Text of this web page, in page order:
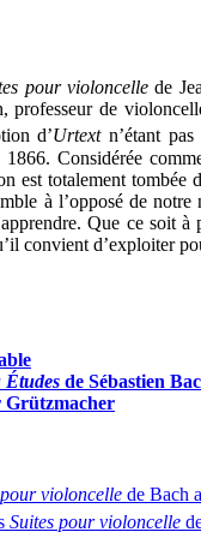
pour violoncelle de
de
d’Urtextn’étant pas
Considérée
est totalement
à l’opposé de
Que ce soit
convient d’exploiter
Études de Sébastien
Grützmacher
violoncelle de Bach
Suites pour violoncelle